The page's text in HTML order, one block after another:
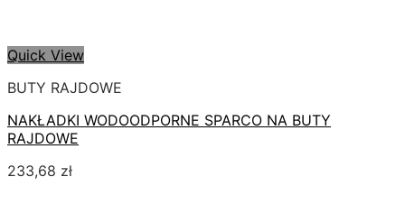
Quick View
BUTY RAJDOWE
NAKŁADKI WODOODPORNE SPARCO NA BUTY
RAJDOWE
233,68 zł